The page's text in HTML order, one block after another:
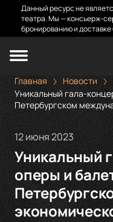
Данный ресурс не
театра. Мы — консьерж-
бронированию и
Главная
Новости
Уникальный гала-
Петербургском
12 июня 2023
Уникальный
оперы и